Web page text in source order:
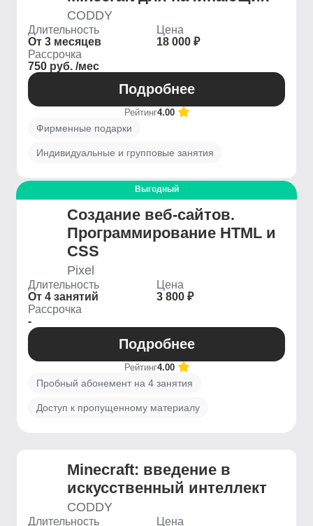
CODDY
Длительность
От 3 месяцев
Цена
18 000 ₽
Рассрочка
750 руб. /мес
Подробнее
Рейтинг4.00
Фирменные подарки
Индивидуальные и групповые занятия
Выгодный
Создание веб-сайтов.
Программирование HTML и
CSS
Pixel
Длительность
От 4 занятий
Цена
3 800 ₽
Рассрочка
-
Подробнее
Рейтинг4.00
Пробный абонемент на 4 занятия
Доступ к пропущенному материалу
Minecraft: введение в
искусственный интеллект
CODDY
Длительность Цена